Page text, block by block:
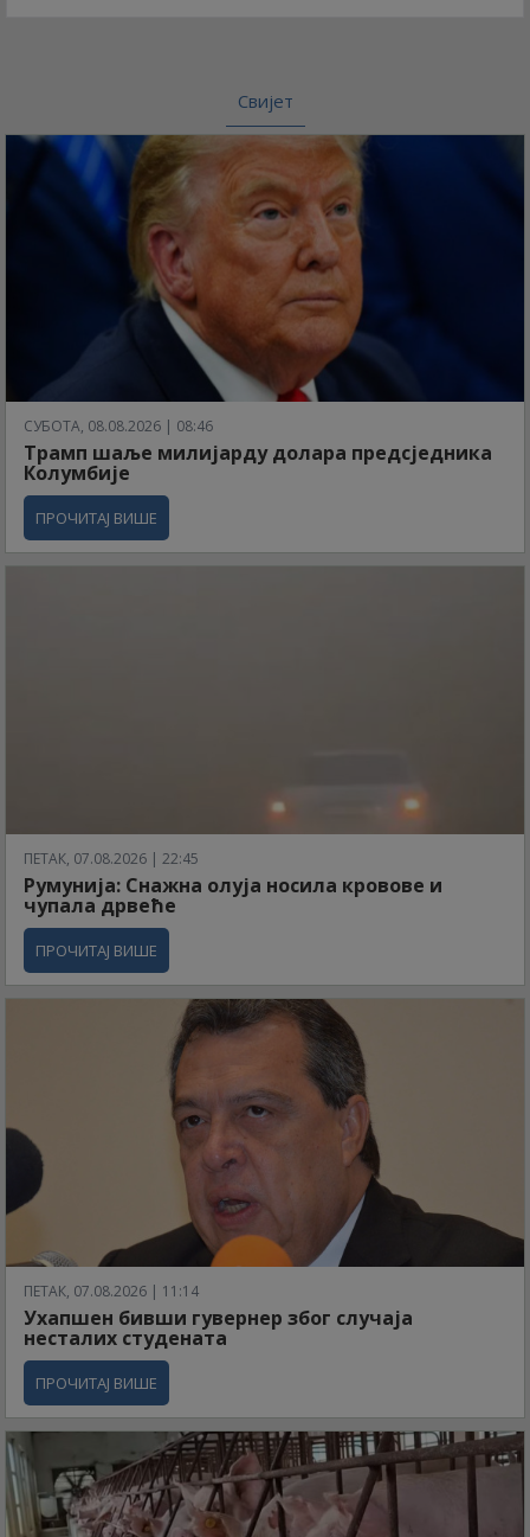
Свијет
СУБОТА, 08.08.2026 | 08:46
Трамп шаље милијарду долара предсједника
Колумбије
ПРОЧИТАЈ ВИШЕ
ПЕТАК, 07.08.2026 | 22:45
Румунија: Снажна олуја носила кровове и
чупала дрвеће
ПРОЧИТАЈ ВИШЕ
ПЕТАК, 07.08.2026 | 11:14
Ухапшен бивши гувернер због случаја
несталих студената
ПРОЧИТАЈ ВИШЕ